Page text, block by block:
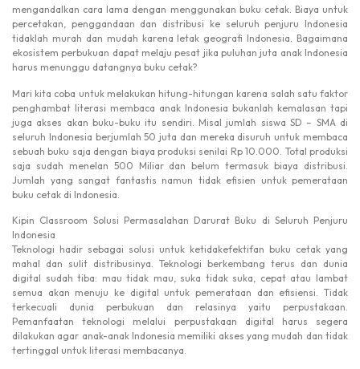
mengandalkan cara lama dengan menggunakan buku cetak. Biaya untuk
percetakan, penggandaan dan distribusi ke seluruh penjuru Indonesia
tidaklah murah dan mudah karena letak geografi Indonesia. Bagaimana
ekosistem perbukuan dapat melaju pesat jika puluhan juta anak Indonesia
harus menunggu datangnya buku cetak?
Mari kita coba untuk melakukan hitung-hitungan karena salah satu faktor
penghambat literasi membaca anak Indonesia bukanlah kemalasan tapi
juga akses akan buku-buku itu sendiri. Misal jumlah siswa SD – SMA di
seluruh Indonesia berjumlah 50 juta dan mereka disuruh untuk membaca
sebuah buku saja dengan biaya produksi senilai Rp 10.000. Total produksi
saja sudah menelan 500 Miliar dan belum termasuk biaya distribusi.
Jumlah yang sangat fantastis namun tidak efisien untuk pemerataan
buku cetak di Indonesia.
Kipin Classroom Solusi Permasalahan Darurat Buku di Seluruh Penjuru
Indonesia
Teknologi hadir sebagai solusi untuk ketidakefektifan buku cetak yang
mahal dan sulit distribusinya. Teknologi berkembang terus dan dunia
digital sudah tiba: mau tidak mau, suka tidak suka, cepat atau lambat
semua akan menuju ke digital untuk pemerataan dan efisiensi. Tidak
terkecuali dunia perbukuan dan relasinya yaitu perpustakaan.
Pemanfaatan teknologi melalui perpustakaan digital harus segera
dilakukan agar anak-anak Indonesia memiliki akses yang mudah dan tidak
tertinggal untuk literasi membacanya.